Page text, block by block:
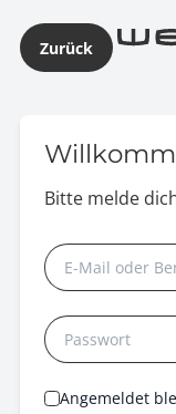
Zurück
Bitte melde
Angemeldet